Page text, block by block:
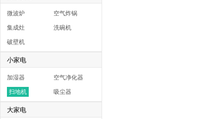
微波炉 空气炸锅
集成灶 洗碗机
破壁机
小家电
加湿器 空气净化器
扫地机 吸尘器
大家电